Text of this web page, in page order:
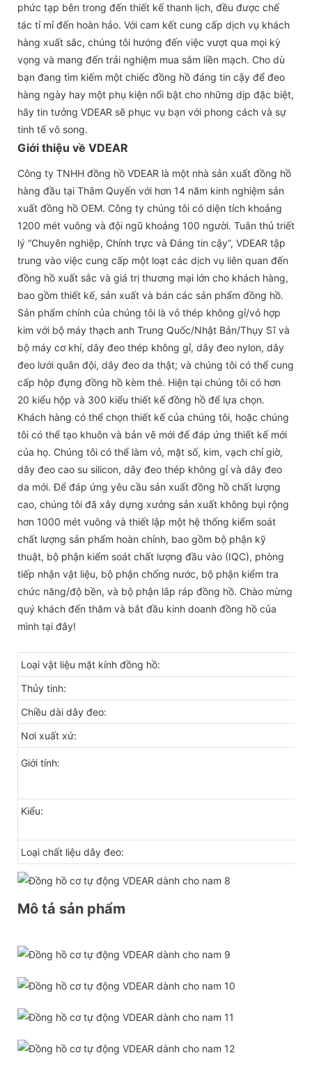
phức tạp bên trong đến thiết kế thanh lịch, đều được chế
tác tỉ mỉ đến hoàn hảo. Với cam kết cung cấp dịch vụ khách
hàng xuất sắc, chúng tôi hướng đến việc vượt qua mọi kỳ
vọng và mang đến trải nghiệm mua sắm liền mạch. Cho dù
bạn đang tìm kiếm một chiếc đồng hồ đáng tin cậy để đeo
hàng ngày hay một phụ kiện nổi bật cho những dịp đặc biệt,
hãy tin tưởng VDEAR sẽ phục vụ bạn với phong cách và sự
tinh tế vô song.
Giới thiệu về VDEAR
Công ty TNHH đồng hồ VDEAR là một nhà sản xuất đồng hồ
hàng đầu tại Thâm Quyến với hơn 14 năm kinh nghiệm sản
xuất đồng hồ OEM. Công ty chúng tôi có diện tích khoảng
1200 mét vuông và đội ngũ khoảng 100 người. Tuân thủ triết
lý “Chuyên nghiệp, Chính trực và Đáng tin cậy”, VDEAR tập
trung vào việc cung cấp một loạt các dịch vụ liên quan đến
đồng hồ xuất sắc và giá trị thương mại lớn cho khách hàng,
bao gồm thiết kế, sản xuất và bán các sản phẩm đồng hồ.
Sản phẩm chính của chúng tôi là vỏ thép không gỉ/vỏ hợp
kim với bộ máy thạch anh Trung Quốc/Nhật Bản/Thụy Sĩ và
bộ máy cơ khí, dây đeo thép không gỉ, dây đeo nylon, dây
đeo lưới quân đội, dây đeo da thật; và chúng tôi có thể cung
cấp hộp đựng đồng hồ kèm thẻ. Hiện tại chúng tôi có hơn
20 kiểu hộp và 300 kiểu thiết kế đồng hồ để lựa chọn.
Khách hàng có thể chọn thiết kế của chúng tôi, hoặc chúng
tôi có thể tạo khuôn và bản vẽ mới để đáp ứng thiết kế mới
của họ. Chúng tôi có thể làm vỏ, mặt số, kim, vạch chỉ giờ,
dây đeo cao su silicon, dây đeo thép không gỉ và dây đeo
da mới. Để đáp ứng yêu cầu sản xuất đồng hồ chất lượng
cao, chúng tôi đã xây dựng xưởng sản xuất không bụi rộng
hơn 1000 mét vuông và thiết lập một hệ thống kiểm soát
chất lượng sản phẩm hoàn chỉnh, bao gồm bộ phận kỹ
thuật, bộ phận kiểm soát chất lượng đầu vào (IQC), phòng
tiếp nhận vật liệu, bộ phận chống nước, bộ phận kiểm tra
chức năng/độ bền, và bộ phận lắp ráp đồng hồ. Chào mừng
quý khách đến thăm và bắt đầu kinh doanh đồng hồ của
mình tại đây!
Loại vật liệu mặt kính đồng hồ:
Thủy tinh:
Chiều dài dây đeo:
Nơi xuất xứ:
Giới tính:
Kiểu:
Loại chất liệu dây đeo:
Mô tả sản phẩm